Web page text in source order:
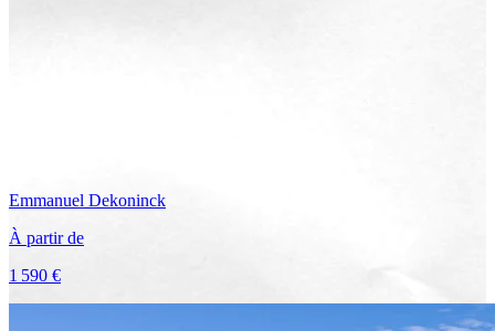
Emmanuel Dekoninck
À partir de
1 590 €